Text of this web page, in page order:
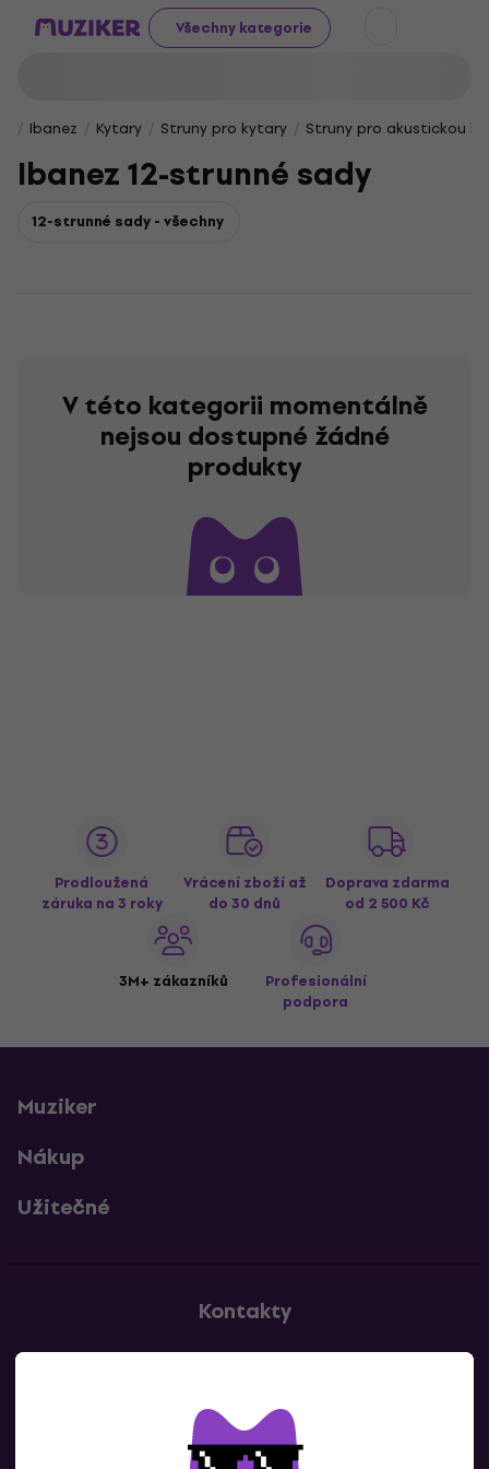
Všechny kategorie
Ibanez Kytary Struny pro kytary Struny pro akustickou
Ibanez 12-strunné sady
12-strunné sady - všechny
V této kategorii momentálně
nejsou dostupné žádné
produkty
Prodloužená
záruka na 3 roky
Vrácení zboží až
do 30 dnů
Doprava zdarma
od 2 500 Kč
3M+ zákazníků
Profesionální
podpora
Muziker
Nákup
Užitečné
Kontakty